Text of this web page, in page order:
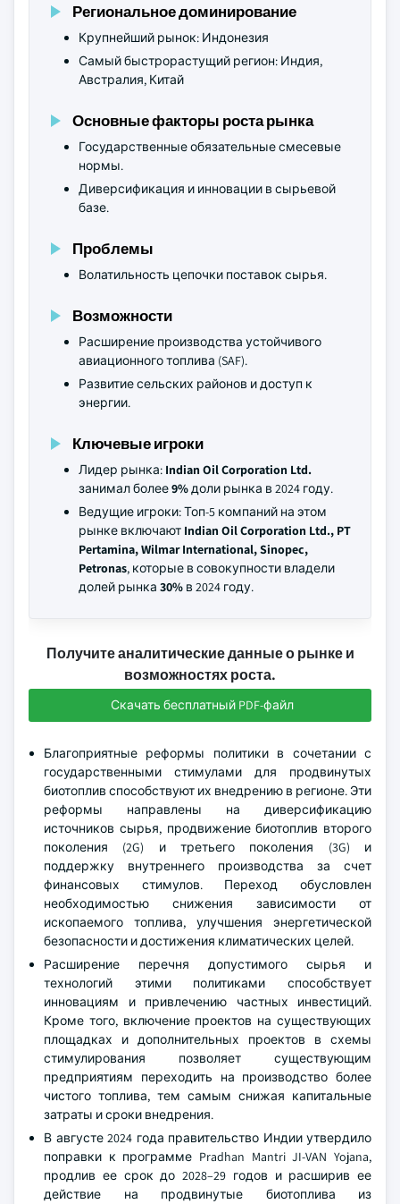
Региональное доминирование
Крупнейший рынок: Индонезия
Самый быстрорастущий регион: Индия,
Австралия, Китай
Основные факторы роста рынка
Государственные обязательные смесевые
нормы.
Диверсификация и инновации в сырьевой
базе.
Проблемы
Волатильность цепочки поставок сырья.
Возможности
Расширение производства устойчивого
авиационного топлива (SAF).
Развитие сельских районов и доступ к
энергии.
Ключевые игроки
Лидер рынка: Indian Oil Corporation Ltd.
занимал более9%доли рынка в 2024 году.
Ведущие игроки: Топ-5 компаний на этом
рынке включают Indian Oil Corporation Ltd., PT
Pertamina, Wilmar International, Sinopec,
Petronas, которые в совокупности владели
долей рынка 30% в 2024 году.
Получите аналитические данные о рынке и
возможностях роста.
Скачать бесплатный PDF-файл
Благоприятные реформы политики в сочетании с
государственными стимулами для продвинутых
биотоплив способствуют их внедрению в регионе. Эти
реформы направлены на диверсификацию
источников сырья, продвижение биотоплив второго
поколения (2G) и третьего поколения (3G) и
поддержку внутреннего производства за счет
финансовых стимулов. Переход обусловлен
необходимостью снижения зависимости от
ископаемого топлива, улучшения энергетической
безопасности и достижения климатических целей.
Расширение перечня допустимого сырья и
технологий этими политиками способствует
инновациям и привлечению частных инвестиций.
Кроме того, включение проектов на существующих
площадках и дополнительных проектов в схемы
стимулирования позволяет существующим
предприятиям переходить на производство более
чистого топлива, тем самым снижая капитальные
затраты и сроки внедрения.
В августе 2024 года правительство Индии утвердило
поправки к программе Pradhan Mantri JI-VAN Yojana,
продлив ее срок до 2028–29 годов и расширив ее
действие на продвинутые биотоплива из